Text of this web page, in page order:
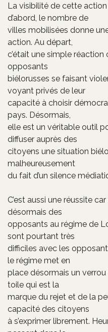
La visibilité de cette
d’abord, le nombre de
villes mobilisées donne
action. Au départ,
c’était une simple
opposants
biélorusses se faisant
voyant privés de leur
capacité à choisir
pays. Désormais,
elle est un véritable outil
diffuser auprès des
citoyens une situation
malheureusement
du fait d’un silence
C’est aussi une réussite
désormais des
opposants au régime de
sont pourtant très
difficiles avec les
le régime met en
place désormais un
toile qui est la
marque du rejet et de la
capacité des citoyens
à s’exprimer librement.